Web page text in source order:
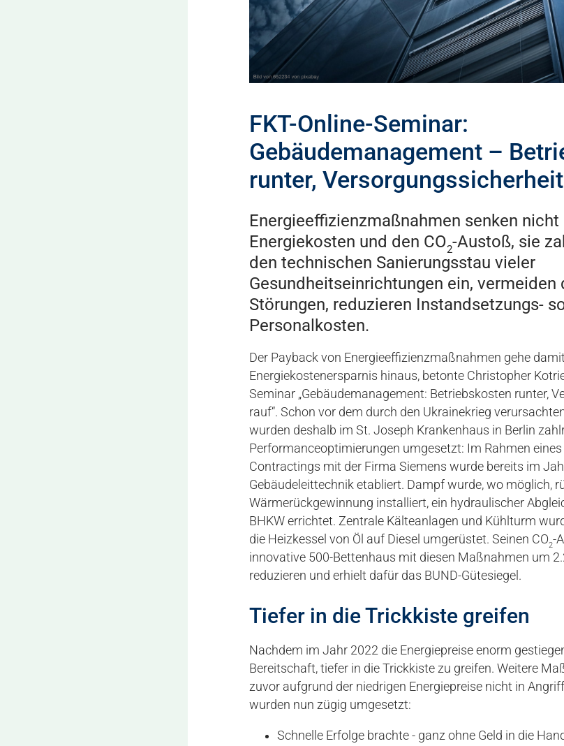
FKT-Online-Seminar:
Gebäudemanagement –
runter,
Energieeffizienzmaßnahmen senken nicht
Energiekosten und den CO2-Austoß, sie
den technischen Sanierungsstau vieler
Gesundheitseinrichtungen ein, vermeiden
Störungen, reduzieren Instandsetzungs-
Personalkosten.
Der Payback von Energieeffizienzmaßnahmen gehe
Energiekostenersparnis hinaus, betonte Christopher
Seminar „Gebäudemanagement: Betriebskosten runter,
rauf“. Schon vor dem durch den Ukrainekrieg
wurden deshalb im St. Joseph Krankenhaus in Berlin
Performanceoptimierungen umgesetzt: Im Rahmen
Contractings mit der Firma Siemens wurde bereits im
Gebäudeleittechnik etabliert. Dampf wurde, wo möglich,
Wärmerückgewinnung installiert, ein hydraulischer
BHKW errichtet. Zentrale Kälteanlagen und Kühlturm
die Heizkessel von Öl auf Diesel umgerüstet. Seinen CO2-
innovative 500-Bettenhaus mit diesen Maßnahmen um
reduzieren und erhielt dafür das BUND-Gütesiegel.
Tiefer in die Trickkiste greifen
Nachdem im Jahr 2022 die Energiepreise enorm
Bereitschaft, tiefer in die Trickkiste zu greifen. Weitere
zuvor aufgrund der niedrigen Energiepreise nicht in
wurden nun zügig umgesetzt:
Schnelle Erfolge brachte - ganz ohne Geld in die